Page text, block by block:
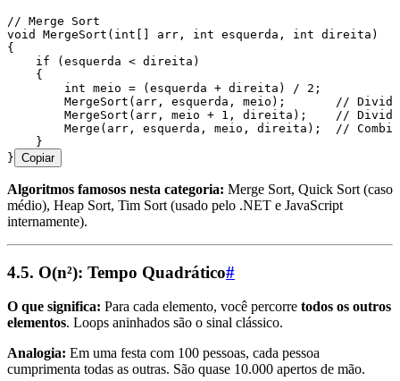
// Merge Sort
void
MergeSort ( int [] arr , int esquerda , int direita)
{
    if
(esquerda < direita)
    {
        int
meio = (esquerda + direita) / 2 ;
        MergeSort
(arr , esquerda , meio);
//
        MergeSort
(arr , meio + 1 , direita);
//
        Merge
(arr , esquerda , meio , direita);
//
    }
} Copiar
Algoritmos famosos nesta categoria: Merge Sort, Quick Sort (caso
médio), Heap Sort, Tim Sort (usado pelo .NET e JavaScript
internamente).
4.5. O(n²): Tempo Quadrático#
O que significa: Para cada elemento, você percorre todos os outros
elementos. Loops aninhados são o sinal clássico.
Analogia: Em uma festa com 100 pessoas, cada pessoa
cumprimenta todas as outras. São quase 10.000 apertos de mão.